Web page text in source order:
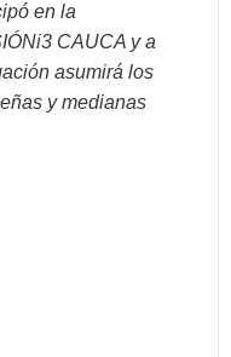
en la
CAUCA y a
asumirá los
y medianas